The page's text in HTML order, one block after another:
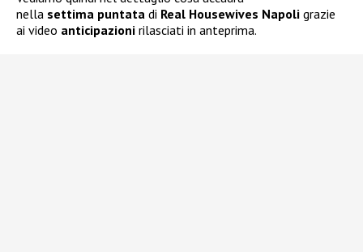
nella settima puntata di Real Housewives Napoli grazie
ai video anticipazioni rilasciati in anteprima.